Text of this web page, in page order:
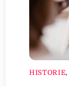
HISTORIE,